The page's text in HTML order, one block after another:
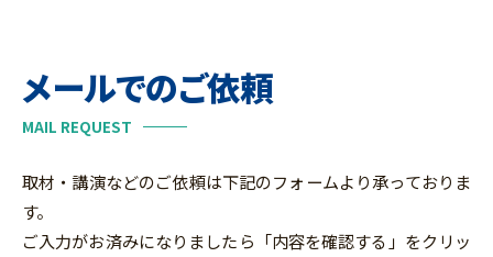
メールでのご依頼
MAIL REQUEST
取材・講演などのご依頼は下記のフォームより承っておりま
す。
ご入力がお済みになりましたら「内容を確認する」をクリッ